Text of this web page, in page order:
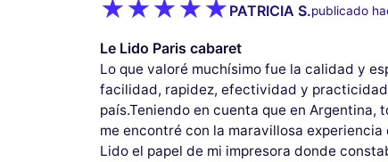
PATRICIA S.publicado
Le Lido Paris cabaret
Lo que valoré muchísimo fue la calidad y
facilidad, rapidez, efectividad y
país.Teniendo en cuenta que en
me encontré con la maravillosa
Lido el papel de mi impresora donde